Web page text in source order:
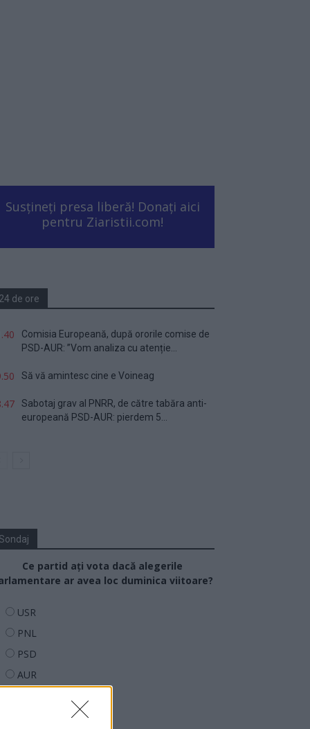
Susțineți presa liberă! Donați aici
pentru Ziaristii.com!
24 de ore
Comisia Europeană, după ororile comise de
PSD-AUR: ”Vom analiza cu atenție...
Să vă amintesc cine e Voineag
Sabotaj grav al PNRR, de către tabăra anti-
europeană PSD-AUR: pierdem 5...
Ce partid ați vota dacă alegerile
ar avea loc duminica viitoare?
USR
PNL
PSD
AUR
PMP (Tomac)